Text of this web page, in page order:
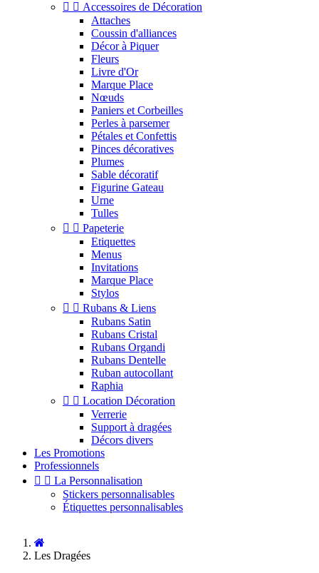
  Accessoires de Décoration
Attaches
Coussin d'alliances
Décor à Piquer
Fleurs
Livre d'Or
Marque Place
Nœuds
Paniers et Corbeilles
Perles à parsemer
Pétales et Confettis
Pinces décoratives
Plumes
Sable décoratif
Figurine Gateau
Urne
Tulles
  Papeterie
Etiquettes
Menus
Invitations
Marque Place
Stylos
  Rubans & Liens
Rubans Satin
Rubans Cristal
Rubans Organdi
Rubans Dentelle
Ruban autocollant
Raphia
  Location Décoration
Verrerie
Support à dragées
Décors divers
Les Promotions
Professionnels
  La Personnalisation
Stickers personnalisables
Étiquettes personnalisables
Les Dragées